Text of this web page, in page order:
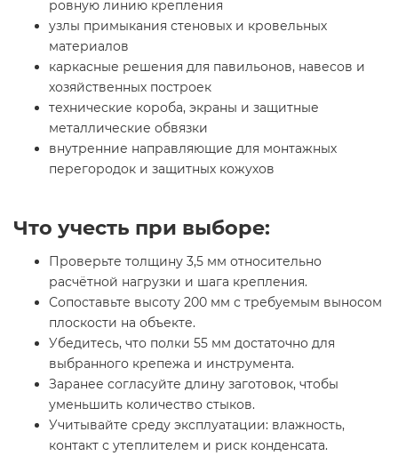
ровную линию крепления
узлы примыкания стеновых и кровельных
материалов
каркасные решения для павильонов, навесов и
хозяйственных построек
технические короба, экраны и защитные
металлические обвязки
внутренние направляющие для монтажных
перегородок и защитных кожухов
Что учесть при выборе:
Проверьте толщину 3,5 мм относительно
расчётной нагрузки и шага крепления.
Сопоставьте высоту 200 мм с требуемым выносом
плоскости на объекте.
Убедитесь, что полки 55 мм достаточно для
выбранного крепежа и инструмента.
Заранее согласуйте длину заготовок, чтобы
уменьшить количество стыков.
Учитывайте среду эксплуатации: влажность,
контакт с утеплителем и риск конденсата.